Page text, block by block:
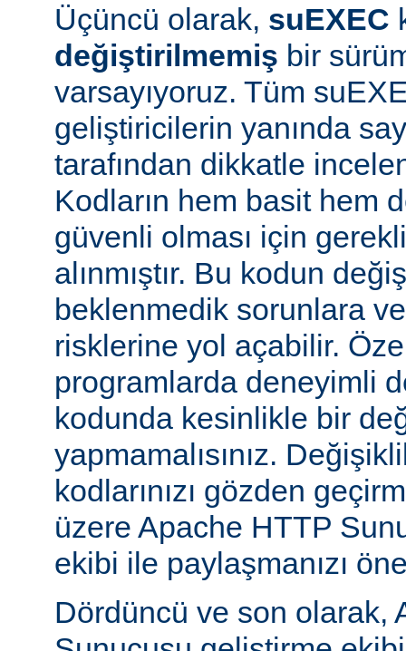
Üçüncü olarak, suEXEC
değiştirilmemiş bir
varsayıyoruz. Tüm
geliştiricilerin yanında
tarafından dikkatle
Kodların hem basit hem
güvenli olması için
alınmıştır. Bu kodun
beklenmedik sorunlara
risklerine yol açabilir.
programlarda deneyimli
kodunda kesinlikle bir
yapmamalısınız.
kodlarınızı gözden
üzere Apache HTTP
ekibi ile paylaşmanızı
Dördüncü ve son olarak,